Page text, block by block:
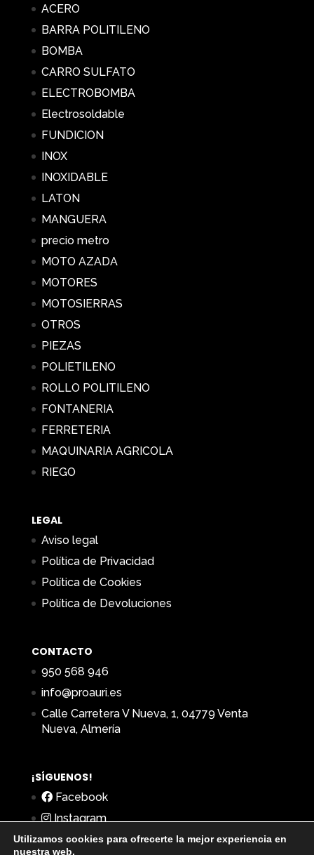
ACERO
BARRA POLITILENO
BOMBA
CARRO SULFATO
ELECTROBOMBA
Electrosoldable
FUNDICION
INOX
INOXIDABLE
LATON
MANGUERA
precio metro
MOTO AZADA
MOTORES
MOTOSIERRAS
OTROS
PIEZAS
POLIETILENO
ROLLO POLITILENO
FONTANERIA
FERRETERIA
MAQUINARIA AGRICOLA
RIEGO
LEGAL
Aviso legal
Política de Privacidad
Política de Cookies
Política de Devoluciones
CONTACTO
950 568 946
info@proauri.es
Calle Carretera V Nueva, 1, 04779 Venta
Nueva, Almería
¡SÍGUENOS!
Facebook
Instagram
Utilizamos cookies para ofrecerte la mejor experiencia en
nuestra web.